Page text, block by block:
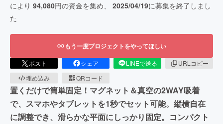
により 94,080円の資金を集め、 2025/04/19に募集を終了しまし
た
もう一度プロジェクトをやってほしい
ポスト シェア LINEで送る
URLコピー
埋め込み
QRコード
置くだけで簡単固定！マグネット＆真空の2WAY吸着
で、スマホやタブレットを1秒でセット可能。縦横自在
に調整でき、滑らかな平面にしっかり固定。コンパクト